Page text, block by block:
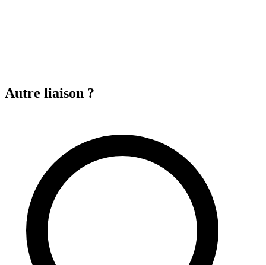
Autre liaison ?